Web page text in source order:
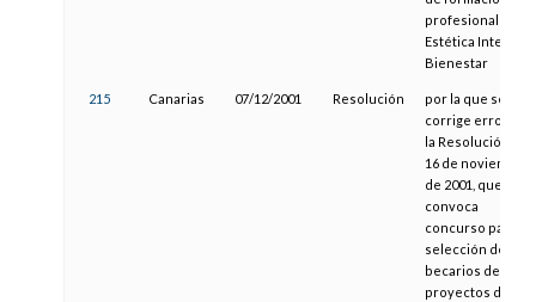
profesional en
Estética Integral y
Bienestar
215 Canarias 07/12/2001 Resolución
por la que se
corrige error en
la Resolución de
16 de noviembre
de 2001, que
convoca
concurso para la
selección de
becarios de
proyectos de